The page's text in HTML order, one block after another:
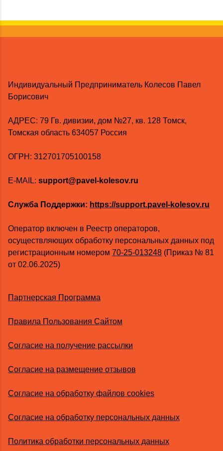
Индивидуальный Предприниматель Колесов Павел
Борисович
AДРЕС: 79 Гв. дивизии, дом №27, кв. 128 Томск,
Томская область 634057 Россия
ОГРН: 312701705100158
E-MAIL: support@pavel-kolesov.ru
Служба Поддержки: https://support.pavel-kolesov.ru
Оператор включен в Реестр операторов,
осуществляющих обработку персональных данных под
регистрационным номером 70-25-013248 (Приказ № 81
от 02.06.2025)
Партнерская Программа
Правила Пользования Сайтом
Согласие на получение рассылки
Согласие на размещение отзывов
Согласие на обработку файлов cookies
Согласие на обработку персональных данных
Политика обработки персональных данных